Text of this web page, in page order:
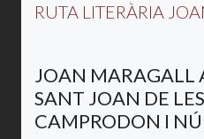
RUTA LITERÀRIA
JOAN MARAGALL
SANT JOAN DE
CAMPRODON I